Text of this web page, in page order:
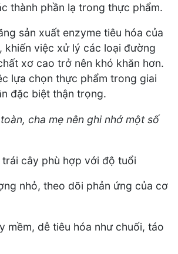
thành phần lạ trong thực phẩm.
sản xuất enzyme tiêu hóa của
khiến việc xử lý các loại đường
xơ cao trở nên khó khăn hơn.
lựa chọn thực phẩm trong giai
đặc biệt thận trọng.
cha mẹ nên ghi nhớ một số
cây phù hợp với độ tuổi
nhỏ, theo dõi phản ứng của cơ
mềm, dễ tiêu hóa như chuối, táo